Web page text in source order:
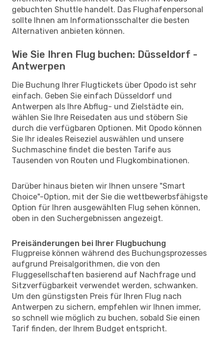
gebuchten Shuttle handelt. Das Flughafenpersonal
sollte Ihnen am Informationsschalter die besten
Alternativen anbieten können.
Wie Sie Ihren Flug buchen: Düsseldorf -
Antwerpen
Die Buchung Ihrer Flugtickets über Opodo ist sehr
einfach. Geben Sie einfach Düsseldorf und
Antwerpen als Ihre Abflug- und Zielstädte ein,
wählen Sie Ihre Reisedaten aus und stöbern Sie
durch die verfügbaren Optionen. Mit Opodo können
Sie Ihr ideales Reiseziel auswählen und unsere
Suchmaschine findet die besten Tarife aus
Tausenden von Routen und Flugkombinationen.
Darüber hinaus bieten wir Ihnen unsere "Smart
Choice"-Option, mit der Sie die wettbewerbsfähigste
Option für Ihren ausgewählten Flug sehen können,
oben in den Suchergebnissen angezeigt.
Preisänderungen bei Ihrer Flugbuchung
Flugpreise können während des Buchungsprozesses
aufgrund Preisalgorithmen, die von den
Fluggesellschaften basierend auf Nachfrage und
Sitzverfügbarkeit verwendet werden, schwanken.
Um den günstigsten Preis für Ihren Flug nach
Antwerpen zu sichern, empfehlen wir Ihnen immer,
so schnell wie möglich zu buchen, sobald Sie einen
Tarif finden, der Ihrem Budget entspricht.